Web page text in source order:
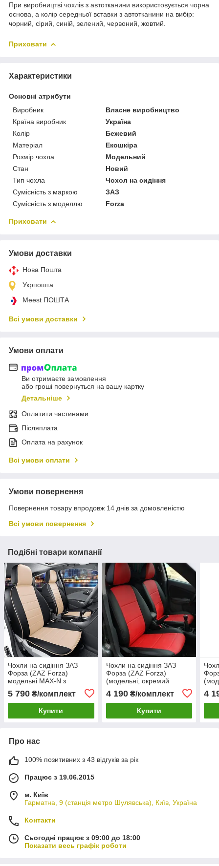
При виробництві чохлів з автотканини використовується чорна
основа, а колір середньої вставки з автотканини на вибір:
чорний, сірий, синій, зелений, червоний, жовтий.
Приховати
Характеристики
Основні атрибути
Виробник
Власне виробництво
Країна виробник
Україна
Колір
Бежевий
Матеріал
Екошкіра
Розмір чохла
Модельний
Стан
Новий
Тип чохла
Чохол на сидіння
Сумісність з маркою
ЗАЗ
Сумісність з моделлю
Forza
Приховати
Умови доставки
Нова Пошта
Укрпошта
Meest ПОШТА
Всі умови доставки
Умови оплати
Ви отримаєте замовлення
або гроші повернуться на вашу картку
Детальніше
Оплатити частинами
Післяплата
Оплата на рахунок
Всі умови оплати
Умови повернення
Повернення товару впродовж 14 днів за домовленістю
Всі умови повернення
Подібні товари компанії
Чохли на сидіння ЗАЗ
Форза (ZAZ Forza)
модельні MAX-N з
екошкіри Чорно-бежевий
5 790 ₴/комплект
Купити
Чохли на сидіння ЗАЗ
Форза (ZAZ Forza)
(модельні, окремий
4 190₴/комплект
Купити
4
Про нас
100% позитивних з 43 відгуків за рік
Працює з 19.06.2015
м. Київ
Гарматна, 9 (станція метро Шулявська), Київ, Україна
Контакти
Сьогодні працює з 09:00 до 18:00
Показати весь графік роботи